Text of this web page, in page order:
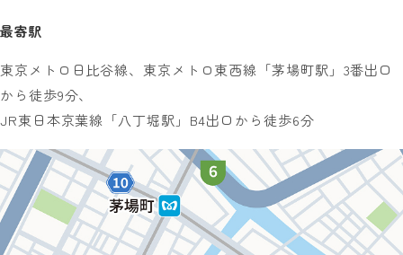
最寄駅
東京メトロ日比谷線、東京メトロ東西線「茅場町駅」3番出口
から徒歩9分、
JR東日本京葉線「八丁堀駅」B4出口から徒歩6分